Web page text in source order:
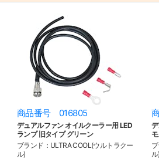
商品番号 016805
デュアルファン オイルクーラー用 LED
ランプ 旧タイプ グリーン
ブランド：ULTRA COOL(ウルトラクー
ル)
ル)